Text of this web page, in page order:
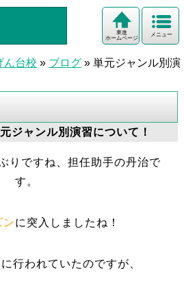
メニュー
東進
ホームページ
ん台校 » ブログ » 単元ジャンル別演
ャンル別演習について！
りですね、担任助手の丹治で
す。
ンに突入しましたね！
行われていたのですが、